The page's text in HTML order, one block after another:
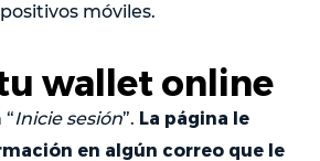
móviles.
wallet online
Inicie sesión”. La página le
en algún correo que le